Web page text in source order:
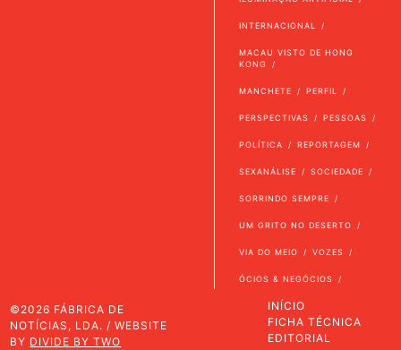
INTERNACIONAL
MACAU VISTO DE HONG
KONG
MANCHETE PERFIL
PERSPECTIVAS PESSOAS
POLÍTICA REPORTAGEM
SEXANÁLISE SOCIEDADE
SORRINDO SEMPRE
UM GRITO NO DESERTO
VIA DO MEIO VOZES
ÓCIOS & NEGÓCIOS
©2026 FÁBRICA DE
NOTÍCIAS, LDA. / WEBSITE
BY DIVIDE BY TWO
INÍCIO
FICHA TÉCNICA
EDITORIAL